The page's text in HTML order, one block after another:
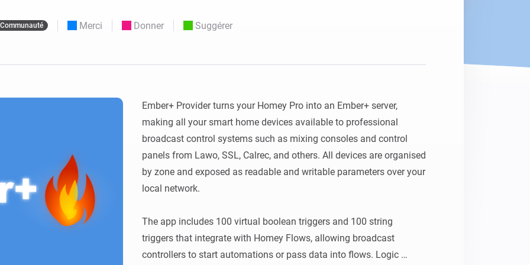
et Homey Self-Hosted Server.
personnalisés. Choisissez ou créez des préréglages de
lumière.
pour vous.
Communauté Merci Donner Suggérer
Ember+ Provider turns your Homey Pro into an Ember+ server,
making all your smart home devices available to professional
broadcast control systems such as mixing consoles and control
panels from Lawo, SSL, Calrec, and others. All devices are organised
by zone and exposed as readable and writable parameters over your
local network.
The app includes 100 virtual boolean triggers and 100 string
triggers that integrate with Homey Flows, allowing broadcast
controllers to start automations or pass data into flows. Logic